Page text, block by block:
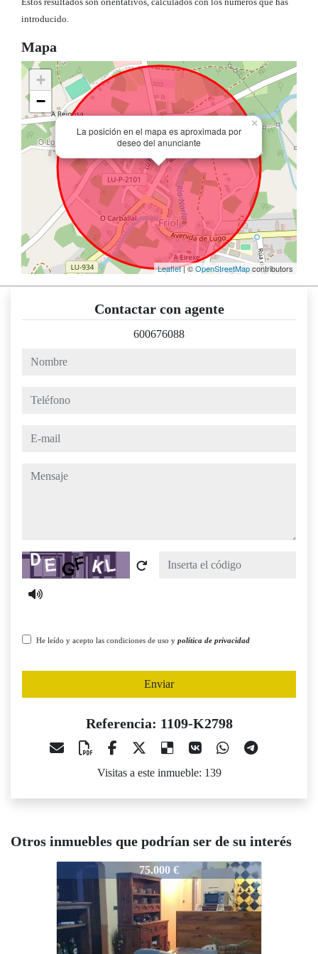
Estos resultados son orientativos, calculados con los números que has
introducido.
Mapa
La posición en el mapa es aproximada por
deseo del anunciante
×
+
−
Leaflet| ©OpenStreetMapcontributors
Contactar con agente
600676088
nombre
teléfono
e-mail
mensaje
Captcha
He leído y acepto las condiciones de uso y política de privacidad
Enviar
Referencia: 1109-K2798
Visitas a este inmueble: 139
Otros inmuebles que podrían ser de su interés
1109-K2798 65.000 €